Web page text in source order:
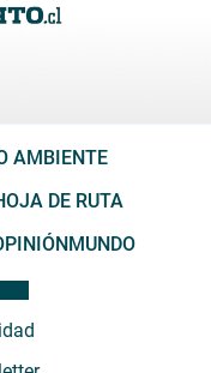
AMBIENTE
DE RUTA
MUNDO